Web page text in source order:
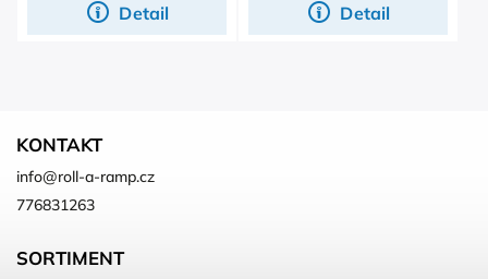
Detail Detail
KONTAKT
info@roll-a-ramp.cz
776831263
SORTIMENT